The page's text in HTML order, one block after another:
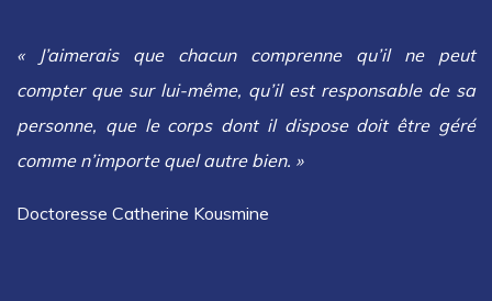
« J’aimerais que chacun comprenne qu’il ne peut
compter que sur lui-même, qu’il est responsable de sa
personne, que le corps dont il dispose doit être géré
comme n’importe quel autre bien. »
Doctoresse Catherine Kousmine